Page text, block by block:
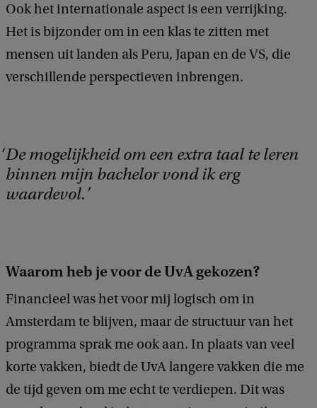
Ook het internationale aspect is een verrijking.
Het is bijzonder om in een klas te zitten met
mensen uit landen als Peru, Japan en de VS, die
verschillende perspectieven inbrengen.
De mogelijkheid om een extra taal te leren
binnen mijn bachelor vond ik erg
waardevol.
Waarom heb je voor de UvA gekozen?
Financieel was het voor mij logisch om in
Amsterdam te blijven, maar de structuur van het
programma sprak me ook aan. In plaats van veel
korte vakken, biedt de UvA langere vakken die me
de tijd geven om me echt te verdiepen. Dit was